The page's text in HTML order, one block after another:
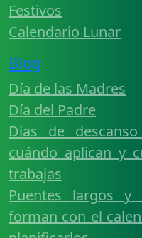
Festivos
Calendario Lunar
Blog
Día de las Madres
Día del Padre
Días de
cuándo aplican y
trabajas
Puentes largos y
forman con el